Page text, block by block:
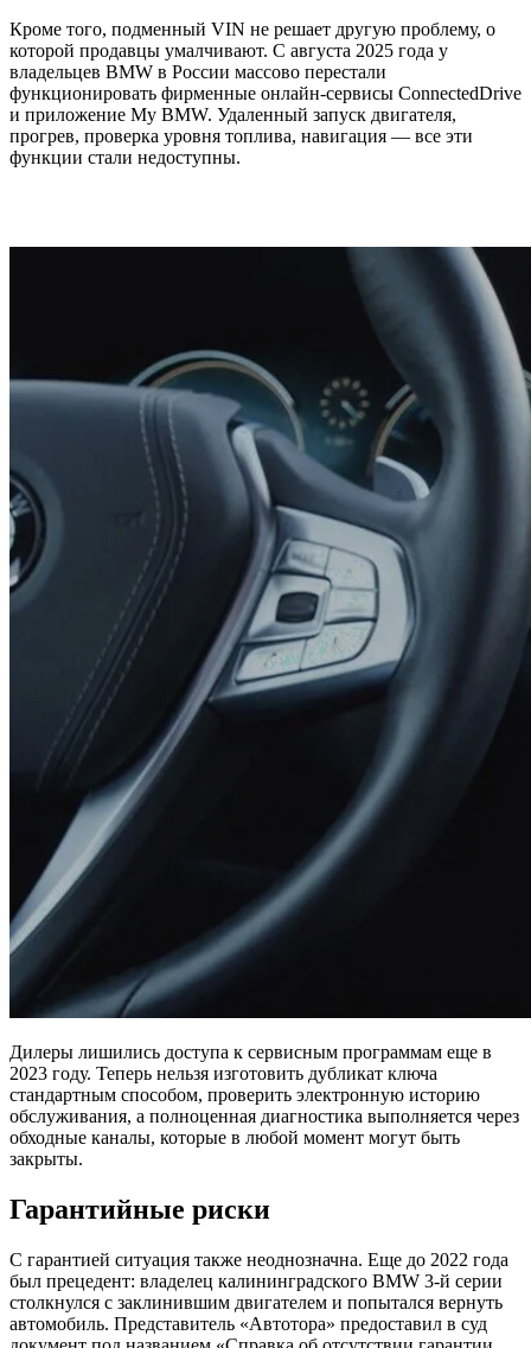
Кроме того, подменный VIN не решает другую проблему, о
которой продавцы умалчивают. С августа 2025 года у
владельцев BMW в России массово перестали
функционировать фирменные онлайн-сервисы ConnectedDrive
и приложение My BMW. Удаленный запуск двигателя,
прогрев, проверка уровня топлива, навигация — все эти
функции стали недоступны.
Дилеры лишились доступа к сервисным программам еще в
2023 году. Теперь нельзя изготовить дубликат ключа
стандартным способом, проверить электронную историю
обслуживания, а полноценная диагностика выполняется через
обходные каналы, которые в любой момент могут быть
закрыты.
Гарантийные риски
С гарантией ситуация также неоднозначна. Еще до 2022 года
был прецедент: владелец калининградского BMW 3-й серии
столкнулся с заклинившим двигателем и попытался вернуть
автомобиль. Представитель «Автотора» предоставил в суд